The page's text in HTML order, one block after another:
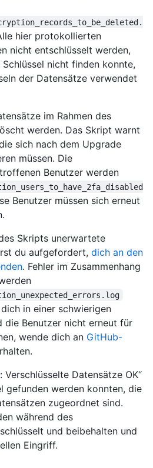
hier protokollierten
nicht entschlüsselt werden,
nicht finden konnte,
der Datensätze verwendet
im Rahmen des
werden. Das Skript warnt
sich nach dem Upgrade
müssen. Die
Benutzer werden
Benutzer müssen sich erneut
Skripts unerwartete
du aufgefordert, dich an den
. Fehler im Zusammenhang
in einer schwierigen
die Benutzer nicht erneut für
wende dich an GitHub-
Datensätze OK“
gefunden werden konnten, die
zugeordnet sind.
während des
und beibehalten und
Eingriff.